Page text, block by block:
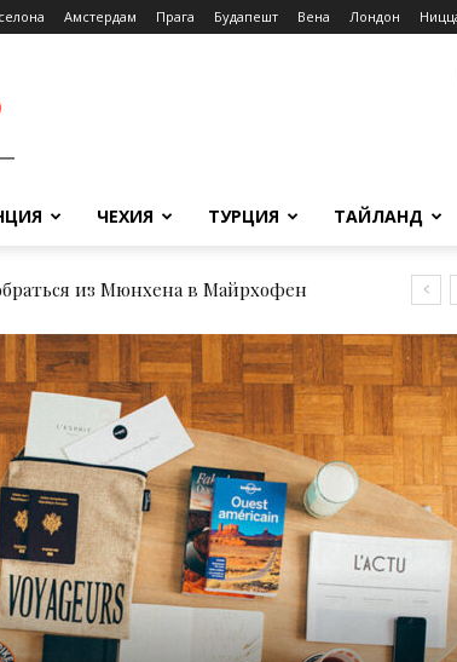
Амстердам Прага Будапешт Вена Лондон
ЧЕХИЯ ТУРЦИЯ ТАЙЛАНД
из Мюнхена в Майрхофен
из Рима до Флоренции